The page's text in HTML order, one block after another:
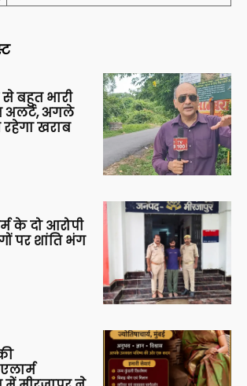
से बहुत भारी
अलर्ट, अगले
खराब
के दो आरोपी
पर शांति भंग